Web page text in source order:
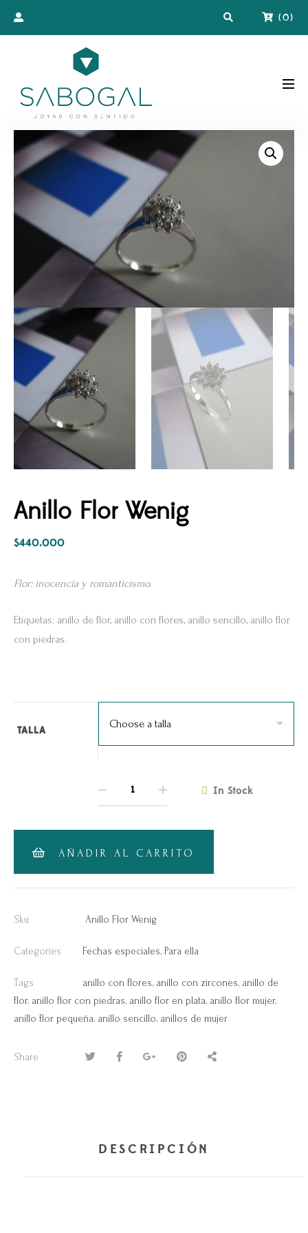
(0)
Anillo Flor Wenig
$440.000
Flor: inocencia y romanticismo.
Etiquetas: anillo de flor, anillo con flores, anillo sencillo, anillo flor
con piedras.
TALLA
In Stock
AÑADIR AL CARRITO
Sku Anillo Flor Wenig
Categories Fechas especiales, Para ella
Tags anillo con flores, anillo con zircones, anillo de
flor, anillo flor con piedras, anillo flor en plata, anillo flor mujer,
anillo flor pequeña, anillo sencillo, anillos de mujer
Share
DESCRIPCIÓN